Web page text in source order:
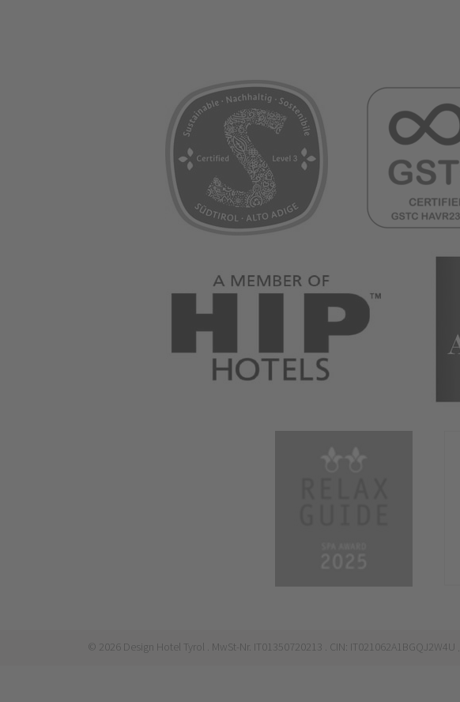
© 2026 Design Hotel Tyrol . MwSt-Nr. IT01350720213 . CIN: IT021062A1BGQJ2W4U .